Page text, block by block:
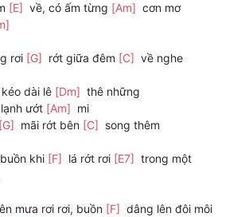
[E] về, có ấm từng [Am] cơn mơ
rơi [G] rớt giữa đêm [C] về nghe
kéo dài lê [Dm] thê những
ướt [Am] mi
[G] mãi rớt bên [C] song thêm
khi [F] lá rớt rơi [E7] trong một
mưa rơi rơi, buồn [F] dâng lên đôi môi